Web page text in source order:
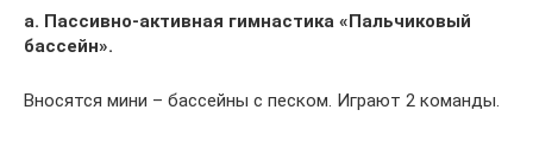
а. Пассивно-активная гимнастика «Пальчиковый
бассейн».
Вносятся мини – бассейны с песком. Играют 2 команды.